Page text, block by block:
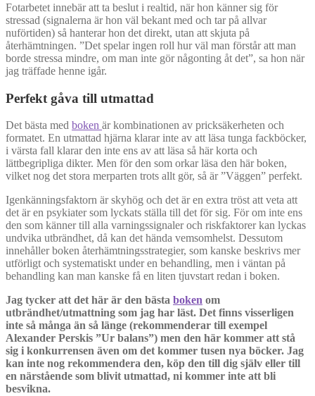
Fotarbetet innebär att ta beslut i realtid, när hon känner sig för
stressad (signalerna är hon väl bekant med och tar på allvar
nuförtiden) så hanterar hon det direkt, utan att skjuta på
återhämtningen. ”Det spelar ingen roll hur väl man förstår att man
borde stressa mindre, om man inte gör någonting åt det”, sa hon när
jag träffade henne igår.
Perfekt gåva till utmattad
Det bästa med boken är kombinationen av pricksäkerheten och
formatet. En utmattad hjärna klarar inte av att läsa tunga fackböcker,
i värsta fall klarar den inte ens av att läsa så här korta och
lättbegripliga dikter. Men för den som orkar läsa den här boken,
vilket nog det stora merparten trots allt gör, så är ”Väggen” perfekt.
Igenkänningsfaktorn är skyhög och det är en extra tröst att veta att
det är en psykiater som lyckats ställa till det för sig. För om inte ens
den som känner till alla varningssignaler och riskfaktorer kan lyckas
undvika utbrändhet, då kan det hända vemsomhelst. Dessutom
innehåller boken återhämtningsstrategier, som kanske beskrivs mer
utförligt och systematiskt under en behandling, men i väntan på
behandling kan man kanske få en liten tjuvstart redan i boken.
Jag tycker att det här är den bästa boken om
utbrändhet/utmattning som jag har läst. Det finns visserligen
inte så många än så länge (rekommenderar till exempel
Alexander Perskis ”Ur balans”) men den här kommer att stå
sig i konkurrensen även om det kommer tusen nya böcker. Jag
kan inte nog rekommendera den, köp den till dig själv eller till
en närstående som blivit utmattad, ni kommer inte att bli
besvikna.